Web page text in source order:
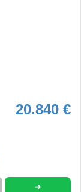
20.840 €
➜